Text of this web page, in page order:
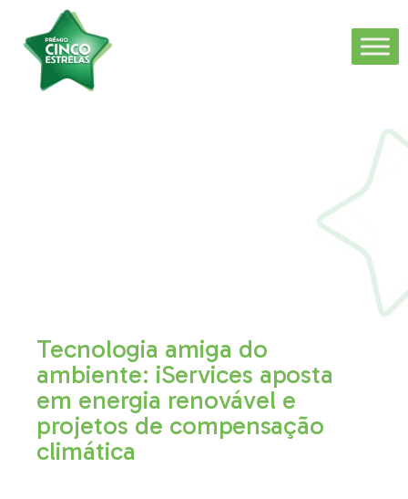
Tecnologia amiga do
ambiente: iServices aposta
em energia renovável e
projetos de compensação
climática